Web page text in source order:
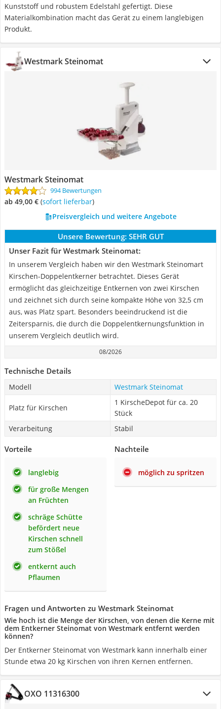
Kunststoff und robustem Edelstahl gefertigt. Diese
Materialkombination macht das Gerät zu einem langlebigen
Produkt.
Westmark Steinomat
Westmark Steinomat
994 Bewertungen
ab 49,00 € ( Sofort lieferbar)
Preisvergleich und weitere Angebote
Unsere Bewertung: SEHR GUT
Unser Fazit für Westmark Steinomat:
In unserem Vergleich haben wir den Westmark Steinomart
Kirschen-Doppelentkerner betrachtet. Dieses Gerät
ermöglicht das gleichzeitige Entkernen von zwei Kirschen
und zeichnet sich durch seine kompakte Höhe von 32,5 cm
aus, was Platz spart. Besonders beeindruckend ist die
Zeitersparnis, die durch die Doppelentkernungsfunktion in
unserem Vergleich deutlich wird.
08/2026
Technische Details
Modell Westmark Steinomat
Platz für Kirschen
1 KirscheDepot für ca. 20
Stück
Verarbeitung
Stabil
Vorteile
langlebig
für große Mengen
an Früchten
schräge Schütte
befördert neue
Kirschen schnell
zum Stößel
entkernt auch
Pflaumen
Nachteile
möglich zu spritzen
Fragen und Antworten zu Westmark Steinomat
Wie hoch ist die Menge der Kirschen, von denen die Kerne mit
dem Entkerner Steinomat von Westmark entfernt werden
können?
Der Entkerner Steinomat von Westmark kann innerhalb einer
Stunde etwa 20 kg Kirschen von ihren Kernen entfernen.
OXO 11316300